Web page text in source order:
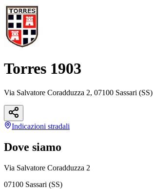
Torres 1903
Via Salvatore Coradduzza 2, 07100 Sassari (SS)
Indicazioni stradali
Dove siamo
Via Salvatore Coradduzza 2
07100 Sassari (SS)